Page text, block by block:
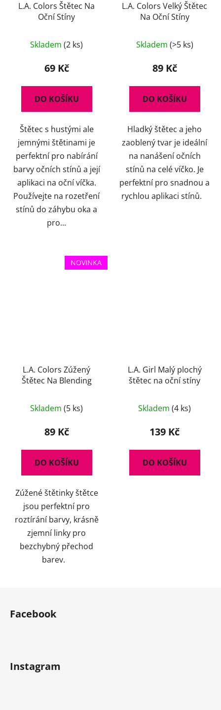
L.A. Colors Štětec Na
Oční Stíny
Skladem (2 ks)
69 Kč
DO KOŠÍKU
Štětec s hustými ale
jemnými štětinami je
perfektní pro nabírání
barvy očních stínů a její
aplikaci na oční víčka.
Používejte na rozetření
stínů do záhybu oka a
pro...
L.A. Colors Velký Štětec
Na Oční Stíny
Skladem (>5 ks)
89 Kč
DO KOŠÍKU
Hladký štětec a jeho
zaoblený tvar je ideální
na nanášení očních
stínů na celé víčko. Je
perfektní pro snadnou a
rychlou aplikaci stínů.
NOVINKA
L.A. Colors Zúžený
Štětec Na Blending
Skladem (5 ks)
89 Kč
DO KOŠÍKU
Zúžené štětinky štětce
jsou perfektní pro
roztírání barvy, krásně
zjemní linky pro
bezchybný přechod
barev.
L.A. Girl Malý plochý
štětec na oční stíny
hodnocení
produktu
5,0
z
Skladem (4 ks)
139 Kč
DO KOŠÍKU
Facebook
Instagram